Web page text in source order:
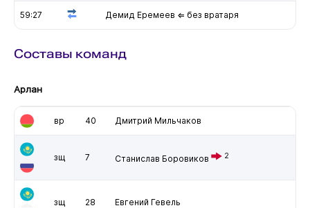
59:27 Демид Еремеев ⇐ без вратаря
Составы команд
Арлан
вр 40 Дмитрий Мильчаков
зщ 7 Станислав Боровиков 2
зщ 28 Евгений Гевель